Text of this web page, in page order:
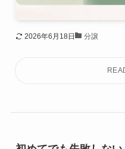
2026年6月18日 分譲